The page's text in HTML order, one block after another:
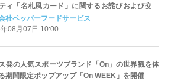
ィ「名札風カード」に関するお詫びおよび交換
ついてのご案内
社ペッパーフードサービス
08月07日 10:00
発の人気スポーツブランド「On」の世界観を体
期間限定ポップアップ「On WEEK」を開催